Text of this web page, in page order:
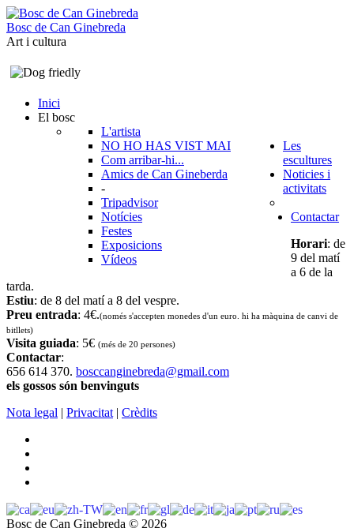
Bosc de Can Ginebreda
Art i cultura
Inici
El bosc
L'artista
NO HO HAS VIST MAI
Com arribar-hi...
Amics de Can Gineberda
-
Tripadvisor
Les
escultures
Noticies i
activitats
Notícies
Festes
Exposicions
Vídeos
Contactar
Horari: de
9 del matí
a 6 de la
tarda.
Estiu: de 8 del matí a 8 del vespre.
Preu entrada: 4€.(només s'accepten monedes d'un euro. hi ha màquina de canvi de
bitllets)
Visita guiada: 5€ (més de 20 persones)
Contactar:
656 614 370. bosccanginebreda@gmail.com
els gossos són benvinguts
Nota legal | Privacitat | Crèdits
Bosc de Can Ginebreda © 2026